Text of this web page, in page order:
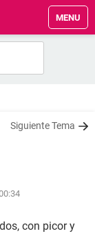
MENU
Siguiente Tema
con picor y